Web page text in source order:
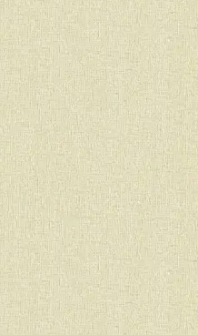
2 ияра, отмечается 184-я
со дня рождения
Главы Любавического
рабби Шмуэля, известного
Ребе Маараш. Он был
сыном, третьего Ребе ХаБаДа
Менахема-Мендела, Цемах-
Второе ияра – день счета